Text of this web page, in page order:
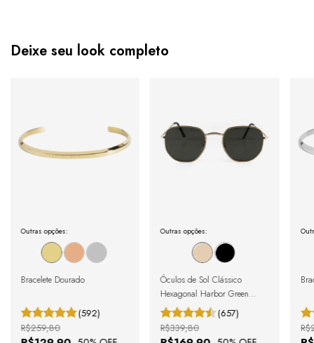
Deixe seu look completo
Outras opções:
Bracelete Dourado
(592)
R$259,80
Outras opções:
Óculos de Sol Clássico
Hexagonal Harbor Green
Gold
(657)
R$339,80